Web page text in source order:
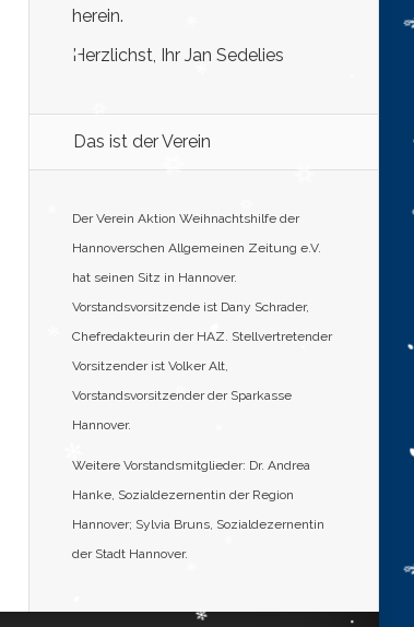
herein.
Herzlichst, Ihr Jan Sedelies
Das ist der Verein
Der Verein Aktion Weihnachtshilfe der
Hannoverschen Allgemeinen Zeitung e.V.
hat seinen Sitz in Hannover.
Vorstandsvorsitzende ist Dany Schrader,
Chefredakteurin der HAZ. Stellvertretender
Vorsitzender ist Volker Alt,
Vorstandsvorsitzender der Sparkasse
Hannover.
Weitere Vorstandsmitglieder: Dr. Andrea
Hanke, Sozialdezernentin der Region
Hannover; Sylvia Bruns, Sozialdezernentin
der Stadt Hannover.